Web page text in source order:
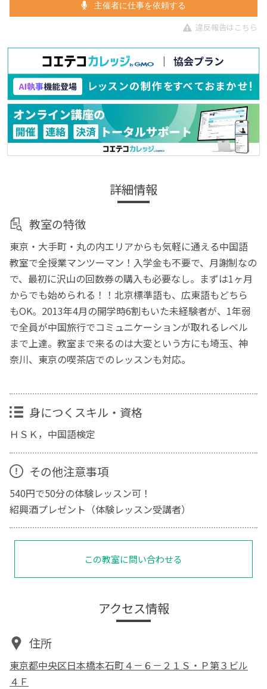
主催者に仕事を依頼する
違反報告はこちら
詳細情報
教室の特徴
東京・大手町・丸の内エリアからも気軽に通える中国語
教室で全授業マンツーマン！入学金も不要で、月謝制なの
で、最初に沢山の回数券の購入も必要なし。まずは1ヶ月
からでも始められる！！北京標準語も、広東語もどちら
もOK。2013年4月の開学時6割もいた未経験者が、1年弱
で全員が中国旅行でコミュニケーションが取れるレベル
まで上達。教室まで来るのは大変という方にも埼玉、神
奈川、東京の喫茶店でのレッスンも対応。
身につくスキル・資格
ＨＳＫ，中国語検定
その他注意事項
540円で50分の体験レッスン可！
紹興酒プレゼント（体験レッスン受講者）
この教室に問い合わせる
アクセス情報
住所
東京都中央区日本橋本石町４－６－２１Ｓ・Ｐ第３ビル
４Ｆ